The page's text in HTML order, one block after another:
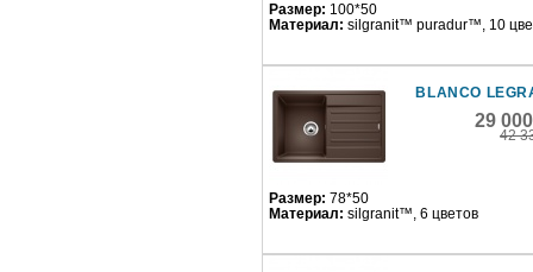
Размер: 100*50
Материал: silgranit™ puradur™, 10
BLANCO
29
42
Размер: 78*50
Материал: silgranit™, 6 цветов